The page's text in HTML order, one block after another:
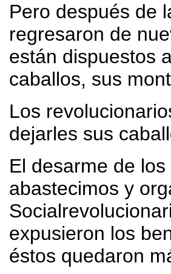
Pero después de
regresaron de
están dispuestos
caballos, sus
Los
dejarles sus
El desarme de
abastecimos y
expusieron los
éstos quedaron